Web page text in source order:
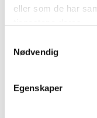
eller som de har
Nødvendig
Egenskaper